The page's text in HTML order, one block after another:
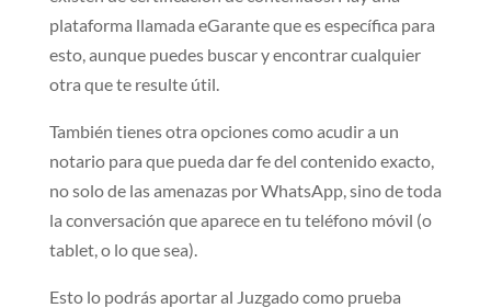
plataforma llamada eGarante que es específica para
esto, aunque puedes buscar y encontrar cualquier
otra que te resulte útil.
También tienes otra opciones como acudir a un
notario para que pueda dar fe del contenido exacto,
no solo de las amenazas por WhatsApp, sino de toda
la conversación que aparece en tu teléfono móvil (o
tablet, o lo que sea).
Esto lo podrás aportar al Juzgado como prueba